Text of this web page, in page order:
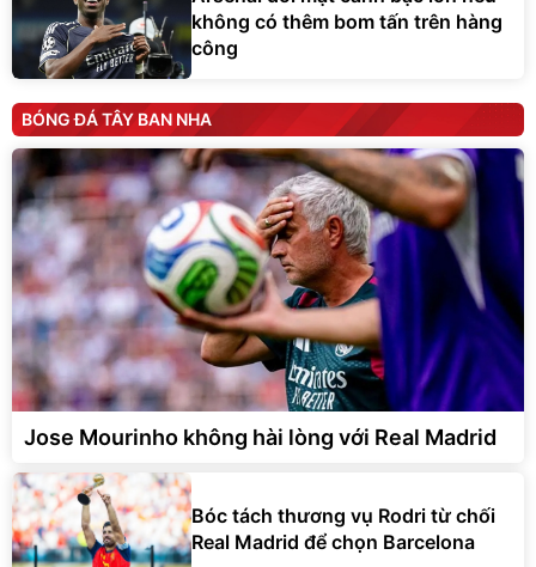
không có thêm bom tấn trên hàng
công
BÓNG ĐÁ TÂY BAN NHA
Jose Mourinho không hài lòng với Real Madrid
Bóc tách thương vụ Rodri từ chối
Real Madrid để chọn Barcelona